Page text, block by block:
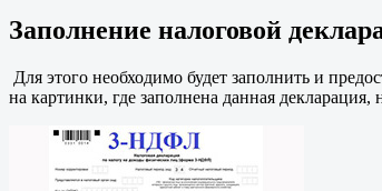
Заполнение налоговой
Для этого необходимо будет заполнить и
на картинки, где заполнена данная